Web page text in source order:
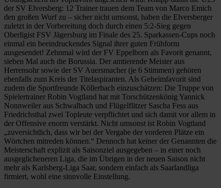
der SV Elversberg: 12 Trainer trauen dem Team von Marco Emich
den großen Wurf zu – sicher nicht umsonst, haben die Elversberger
zuletzt in der Vorbereitung doch durch einen 5:2-Sieg gegen
Oberligist FSV Jägersburg im Finale des 25. Sparkassen-Cups noch
einmal ein beeindruckendes Signal ihrer guten Frühform
ausgesendet! Zehnmal wird der FV Eppelborn als Favorit genannt,
sieben Mal auch die Borussia. Der amtierende Meister aus
Herrensohr sowie der SV Auersmacher (je 6 Stimmen) gehören
ebenfalls zum Kreis der Titelaspiranten. Als Geheimfavorit sind
zudem die Sportfreunde Köllerbach einzuschätzen: Die Truppe von
Spielertrainer Robin Vogtland hat mit Torschützenkönig Yannick
Nonnweiler aus Schwalbach und Flügelflitzer Sascha Fess aus
Friedrichsthal zwei Topleute verpflichtet und sich damit vor allem in
der Offensive enorm verstärkt. Nicht umsonst ist Robin Vogtland
„zuversichtlich, dass wir bei der Vergabe der vorderen Plätze ein
Wörtchen mitreden können.“ Dennoch hat keiner der Genannten die
Meisterschaft explizit als Saisonziel ausgegeben – in einer noch
ausgeglicheneren Liga, die im Übrigen in der neuen Saison nicht
mehr als Karlsberg-Liga Saar, sondern einfach als Saarlandliga
firmiert, wohl eine sinnvolle Einstellung.